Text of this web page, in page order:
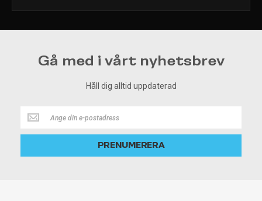
Gå med i vårt nyhetsbrev
Håll dig alltid uppdaterad
Håll
dig
alltid
PRENUMERERA